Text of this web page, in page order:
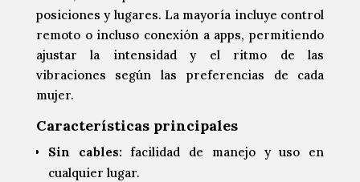
posiciones y lugares. La mayoría incluye control
remoto o incluso conexión a apps, permitiendo
ajustar la intensidad y el ritmo de las
vibraciones según las preferencias de cada
mujer.
Características principales
Sin cables: facilidad de manejo y uso en
cualquier lugar.